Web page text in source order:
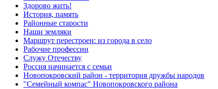
Здорово жить!
История, память
Районные старости
Наши земляки
Маршрут перестроен: из города в село
Рабочие профессии
Служу Отечеству
Россия начинается с семьи
Новопокровский район - территория дружбы народов
"Семейный компас" Новопокровского района